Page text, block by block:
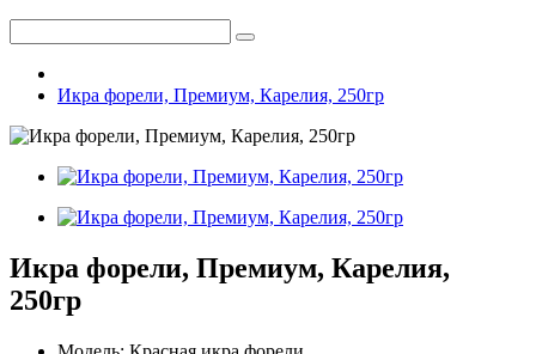
Икра форели, Премиум, Карелия, 250гр
Икра форели, Премиум, Карелия,
250гр